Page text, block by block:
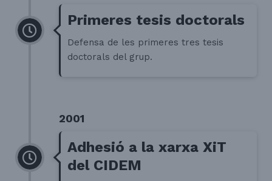
Primeres tesis doctorals
Defensa de les primeres tres tesis
doctorals del grup.
2001
Adhesió a la xarxa XiT
del CIDEM